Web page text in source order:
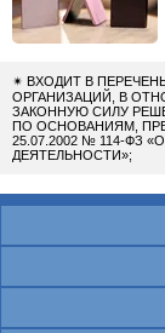
✴ ВХОДИТ В
ОРГАНИЗАЦИЙ, В
ЗАКОННУЮ СИЛУ
ПО ОСНОВАНИЯМ,
25.07.2002 № 114-ФЗ
ДЕЯТЕЛЬНОСТИ»;